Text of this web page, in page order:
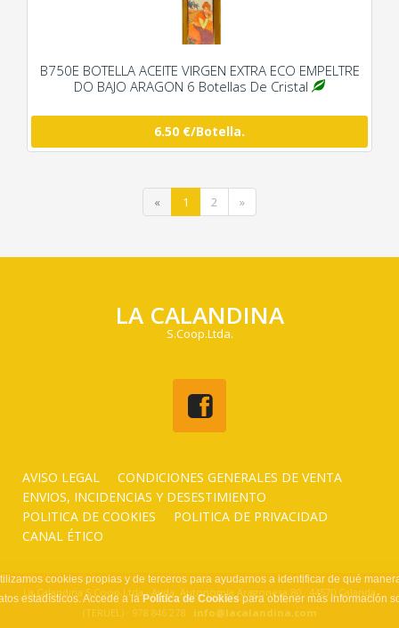
cookies propias y de terceros para ayudarnos a identificar de qué
estadísticos. Accede a laPolítica de Cookies para obtener más información
B750E BOTELLA ACEITE VIRGEN EXTRA ECO EMPELTRE
DO BAJO ARAGON 6 Botellas De Cristal
6.50 €/Botella.
« 1 2 »
LA CALANDINA
S.Coop.Ltda.
AVISO LEGAL
CONDICIONES GENERALES DE VENTA
ENVIOS, INCIDENCIAS Y DESESTIMIENTO
POLITICA DE COOKIES
POLITICA DE PRIVACIDAD
CANAL ÉTICO
La Calandina S.Coop.Ltda · Avda. Autonomía Aragonesa 80 · 44570 Calanda
(TERUEL) · 978 846 278 · info@lacalandina.com